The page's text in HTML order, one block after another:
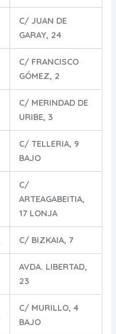
C/ JUAN DE
GARAY, 24
C/ FRANCISCO
GÓMEZ, 2
C/ MERINDAD DE
URIBE, 3
C/ TELLERIA, 9
BAJO
C/
ARTEAGABEITIA,
17 LONJA
C/ BIZKAIA, 7
AVDA. LIBERTAD,
23
C/ MURILLO, 4
BAJO